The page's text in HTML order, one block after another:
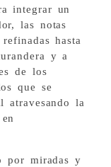
integrar un
las notas
hasta
y a
de los
que se
atravesando la
por miradas y